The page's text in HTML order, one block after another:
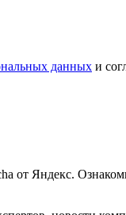
данных и
от Яндекс.